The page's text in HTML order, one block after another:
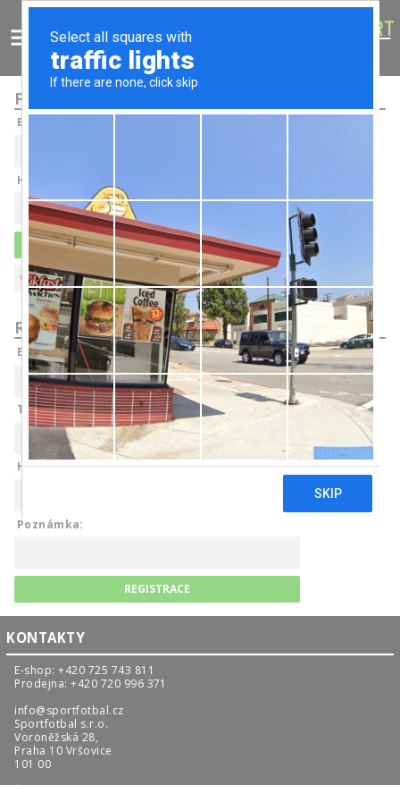
Menu VyhledatUživatelský účet
Košík
Přihlášení
Email:
Heslo:
OBNOVA ZAPOMENUTÉHO HESLA
Registrace
Email:
Telefon:
Heslo:
Poznámka:
KONTAKTY
E-shop: +420 725 743 811
Prodejna: +420 720 996 371
info@sportfotbal.cz
Sportfotbal s.r.o.
Voroněžská 28,
Praha 10 Vršovice
101 00